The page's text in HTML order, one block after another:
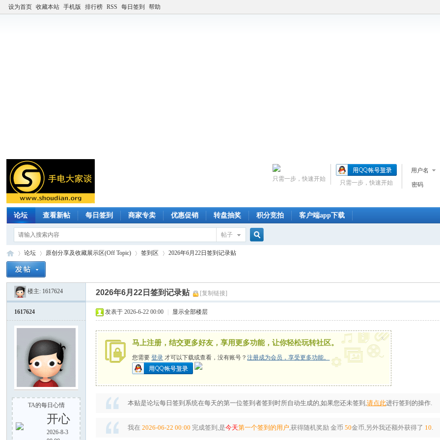
设为首页 收藏本站 手机版 排行榜 RSS 每日签到 帮助
用户名
密码
只需一步，快速开始
只需一步，快速开始
论坛 查看新帖 每日签到 商家专卖 优惠促销 转盘抽奖 积分竞拍 客户端app下载
帖子
»
论坛
›
原创分享及收藏展示区(Off Topic)
›
签到区
›
2026年6月22日签到记录贴
楼主: 1617624 2026年6月22日签到记录贴 [复制链接]
1617624
TA的每日心情
开心
2026-8-3
发表于 2026-6-22 00:00 显示全部楼层
马上注册，结交更多好友，享用更多功能，让你轻松玩转社区。
您需要登录 才可以下载或查看，没有账号？注册成为会员，享受更多功能。
x
本贴是论坛每日签到系统在每天的第一位签到者签到时所自动生成的,如果您还未签到,请点此进行签到的操作.
我在 2026-06-22 00:00 完成签到,是今天第一个签到的用户,获得随机奖励金币50金币,另外我还额外获得了 10.